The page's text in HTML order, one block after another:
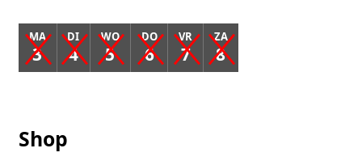
MA
3
DI
4
WO
5
DO
6
VR
7
ZA
8
Shop